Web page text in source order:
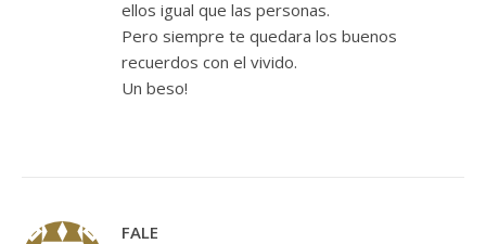
ellos igual que las personas.
Pero siempre te quedara los buenos
recuerdos con el vivido.
Un beso!
FALE